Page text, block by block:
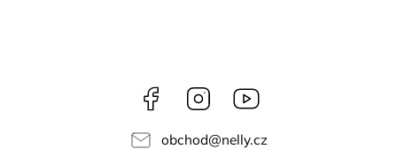
Facebook Instagram
obchod@nelly.cz